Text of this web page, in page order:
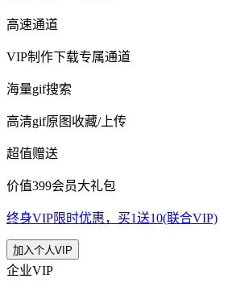
高速通道
VIP制作下载专属通道
海量gif搜索
高清gif原图收藏/上传
超值赠送
价值399会员大礼包
终身VIP限时优惠，买1送10(联合VIP)
加入个人VIP
企业VIP